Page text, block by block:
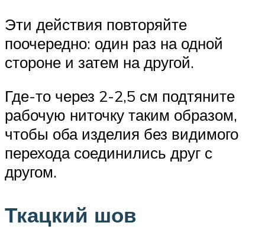
Эти действия повторяйте
поочередно: один раз на одной
стороне и затем на другой.
Где-то через 2-2,5 см подтяните
рабочую ниточку таким образом,
чтобы оба изделия без видимого
перехода соединились друг с
другом.
Ткацкий шов